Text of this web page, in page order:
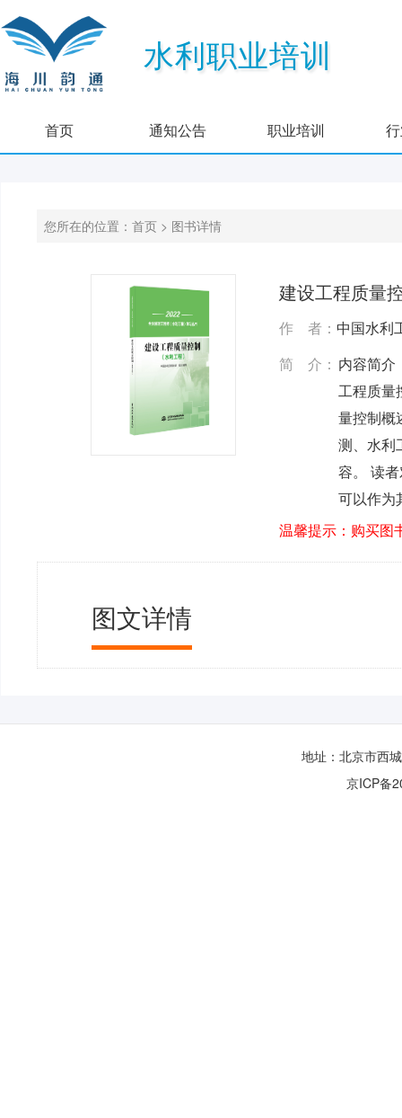
水利职业培训
首页 通知公告 职业培训
您所在的位置：首页 > 图书详情
建设工程质量
作 者： 中国水利
简 介： 内容简介
工程质量
量控制概
测、水利
容。 读
可以作为
温馨提示：购买图
图文详情
地址：北京市西
京ICP备